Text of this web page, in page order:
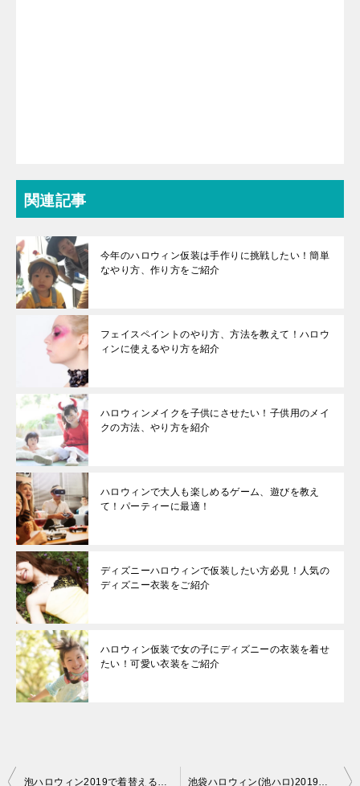
関連記事
今年のハロウィン仮装は手作りに挑戦したい！簡単
なやり方、作り方をご紹介
フェイスペイントのやり方、方法を教えて！ハロウ
ィンに使えるやり方を紹介
ハロウィンメイクを子供にさせたい！子供用のメイ
クの方法、やり方を紹介
ハロウィンで大人も楽しめるゲーム、遊びを教え
て！パーティーに最適！
ディズニーハロウィンで仮装したい方必見！人気の
ディズニー衣装をご紹介
ハロウィン仮装で女の子にディズニーの衣装を着せ
たい！可愛い衣装をご紹介
投 泡ハロウィン2019で着替える場所、更衣室や荷物を置くコインロッカーの場所 池袋ハロウィン(池ハロ)2019の混雑や待機列の待ち時間に渋滞、混雑回避方法